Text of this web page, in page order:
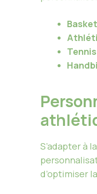
S’adapter à la
d’optimiser